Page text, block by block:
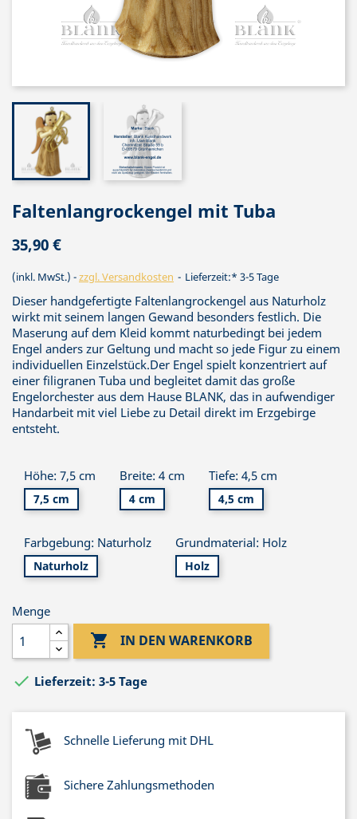
Faltenlangrockengel mit Tuba
35,90 €
(inkl. MwSt.) zzgl. Versandkosten Lieferzeit:* 3-5 Tage
Dieser handgefertigte Faltenlangrockengel aus Naturholz
wirkt mit seinem langen Gewand besonders festlich. Die
Maserung auf dem Kleid kommt naturbedingt bei jedem
Engel anders zur Geltung und macht so jede Figur zu einem
individuellen Einzelstück.Der Engel spielt konzentriert auf
einer filigranen Tuba und begleitet damit das große
Engelorchester aus dem Hause BLANK, das in aufwendiger
Handarbeit mit viel Liebe zu Detail direkt im Erzgebirge
entsteht.
Höhe: 7,5 cm
7,5 cm
Breite: 4 cm
4 cm
Tiefe: 4,5 cm
4,5 cm
Farbgebung: Naturholz
Naturholz
Grundmaterial: Holz
Holz
Menge
 IN DEN WARENKORB
 Lieferzeit: 3-5 Tage
Schnelle Lieferung mit DHL
Sichere Zahlungsmethoden